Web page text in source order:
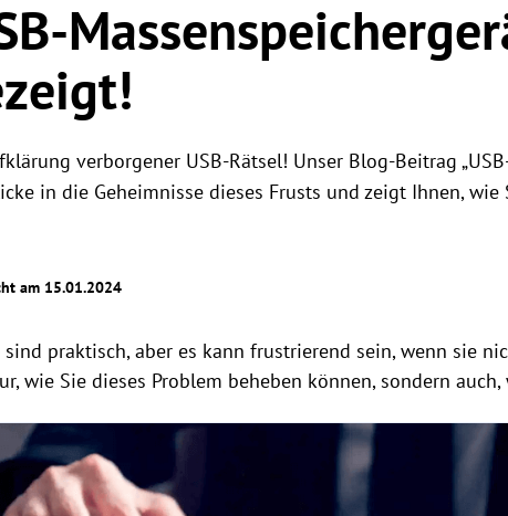
verborgener USB-Rätsel! Unser Blog-Beitrag
in die Geheimnisse dieses Frusts und zeigt Ihnen, wie
am 15.01.2024
sind praktisch, aber es kann frustrierend sein, wenn sie
wie Sie dieses Problem beheben können, sondern